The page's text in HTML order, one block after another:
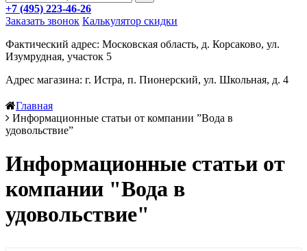
+7 (495) 223-46-26
Заказать звонок Калькулятор скидки
Фактический адрес: Московская область, д. Корсаково, ул.
Изумрудная, участок 5
Адрес магазина: г. Истра, п. Пионерский, ул. Школьная, д. 4
Главная
Информационные статьи от компании ”Вода в
удовольствие”
Информационные статьи от
компании "Вода в
удовольствие"